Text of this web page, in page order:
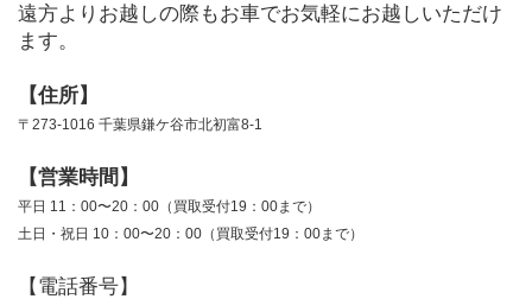
遠方よりお越しの際もお車でお気軽にお越しいただけ
ます。
【住所】
〒273-1016 千葉県鎌ケ谷市北初富8-1
【営業時間】
平日 11：00〜20：00（買取受付19：00まで）
土日・祝日 10：00〜20：00（買取受付19：00まで）
【電話番号】